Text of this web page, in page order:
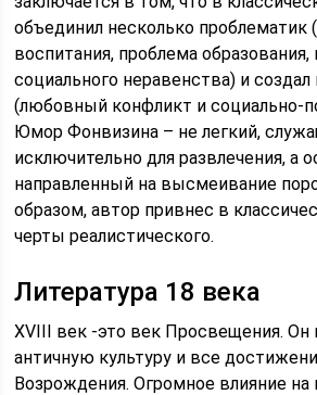
объединил несколько проблематик
воспитания, проблема образования,
социального неравенства) и
(любовный конфликт и социально-
Юмор Фонвизина – не легкий,
исключительно для развлечения, а
направленный на высмеивание
образом, автор привнес в
черты реалистического.
Литература 18 века
XVIII век -это век Просвещения. Он
античную культуру и все
Возрождения. Огромное влияние на